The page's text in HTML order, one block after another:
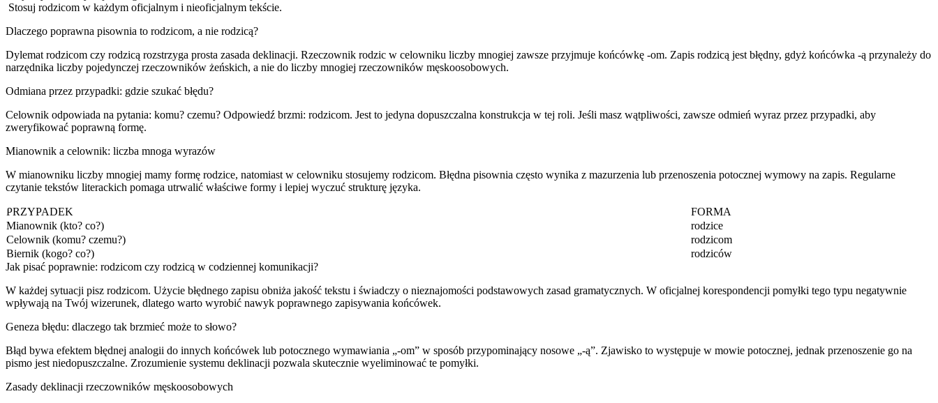
Stosuj rodzicom w każdym oficjalnym i nieoficjalnym tekście.
Dlaczego poprawna pisownia to rodzicom, a nie rodzicą?
Dylemat rodzicom czy rodzicą rozstrzyga prosta zasada deklinacji. Rzeczownik rodzic w celowniku liczby mnogiej zawsze przyjmuje końcówkę -om. Zapis rodzicą jest błędny, gdyż końcówka -ą przynależy do
narzędnika liczby pojedynczej rzeczowników żeńskich, a nie do liczby mnogiej rzeczowników męskoosobowych.
Odmiana przez przypadki: gdzie szukać błędu?
Celownik odpowiada na pytania: komu? czemu? Odpowiedź brzmi: rodzicom. Jest to jedyna dopuszczalna konstrukcja w tej roli. Jeśli masz wątpliwości, zawsze odmień wyraz przez przypadki, aby
zweryfikować poprawną formę.
Mianownik a celownik: liczba mnoga wyrazów
W mianowniku liczby mnogiej mamy formę rodzice, natomiast w celowniku stosujemy rodzicom. Błędna pisownia często wynika z mazurzenia lub przenoszenia potocznej wymowy na zapis. Regularne
czytanie tekstów literackich pomaga utrwalić właściwe formy i lepiej wyczuć strukturę języka.
PRZYPADEK
FORMA
Mianownik (kto? co?)
rodzice
Celownik (komu? czemu?)
rodzicom
Biernik (kogo? co?)
rodziców
Jak pisać poprawnie: rodzicom czy rodzicą w codziennej komunikacji?
W każdej sytuacji pisz rodzicom. Użycie błędnego zapisu obniża jakość tekstu i świadczy o nieznajomości podstawowych zasad gramatycznych. W oficjalnej korespondencji pomyłki tego typu negatywnie
wpływają na Twój wizerunek, dlatego warto wyrobić nawyk poprawnego zapisywania końcówek.
Geneza błędu: dlaczego tak brzmieć może to słowo?
Błąd bywa efektem błędnej analogii do innych końcówek lub potocznego wymawiania „-om” w sposób przypominający nosowe „-ą”. Zjawisko to występuje w mowie potocznej, jednak przenoszenie go na
pismo jest niedopuszczalne. Zrozumienie systemu deklinacji pozwala skutecznie wyeliminować te pomyłki.
Zasady deklinacji rzeczowników męskoosobowych